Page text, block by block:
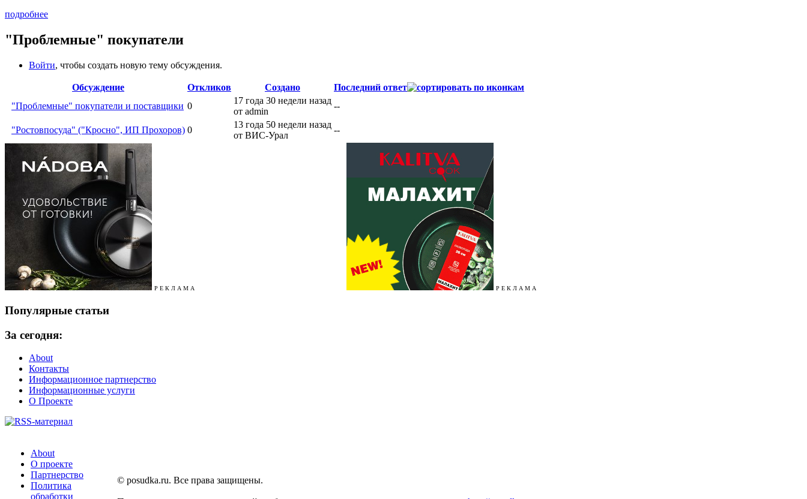
подробнее
"Проблемные" покупатели
Войти, чтобы создать новую тему обсуждения.
Обсуждение Откликов Создано
Последний ответ
"Проблемные" покупатели и поставщики 0
17 года 30 недели назад
от admin
--
"Ростовпосуда" ("Кросно", ИП Прохоров) 0
13 года 50 недели назад
от ВИС-Урал
--
Р Е К Л А М А Р Е К Л А М А
Популярные статьи
За сегодня:
About
Контакты
Информационное партнерство
Информационные услуги
О Проекте
About
О проекте
Партнерство
Политика
обработки
© posudka.ru. Все права защищены.